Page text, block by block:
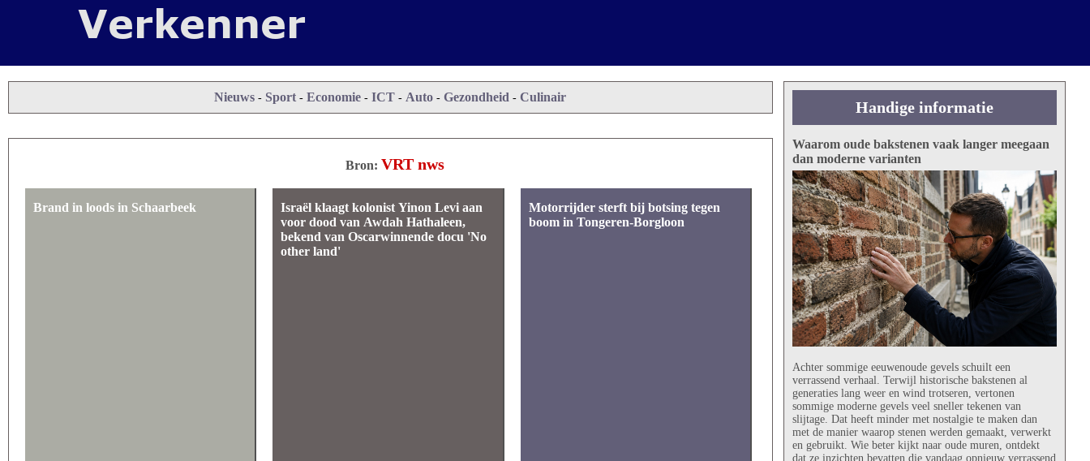
Nieuws - Sport-Economie -ICT -Auto -Gezondheid -Culinair
Bron: VRT nws
Brand in loods in Schaarbeek
Israël klaagt kolonist Yinon Levi aan
voor dood van Awdah Hathaleen,
bekend van Oscarwinnende docu 'No
other land'
Motorrijder sterft bij botsing tegen
boom in Tongeren-Borgloon
Handige informatie
Waarom oude bakstenen vaak langer meegaan
dan moderne varianten
Achter sommige eeuwenoude gevels schuilt een
verrassend verhaal. Terwijl historische bakstenen al
generaties lang weer en wind trotseren, vertonen
sommige moderne gevels veel sneller tekenen van
slijtage. Dat heeft minder met nostalgie te maken dan
met de manier waarop stenen werden gemaakt, verwerkt
en gebruikt. Wie beter kijkt naar oude muren, ontdekt
dat ze inzichten bevatten die vandaag opnieuw verrassend